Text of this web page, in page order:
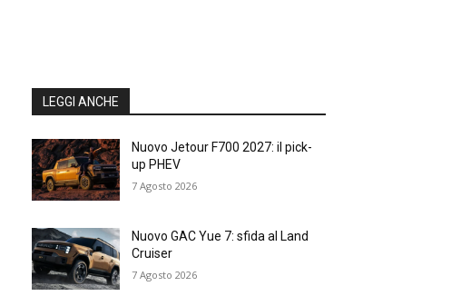
LEGGI ANCHE
Nuovo Jetour F700 2027: il pick-
up PHEV
7 Agosto 2026
Nuovo GAC Yue 7: sfida al Land
Cruiser
7 Agosto 2026